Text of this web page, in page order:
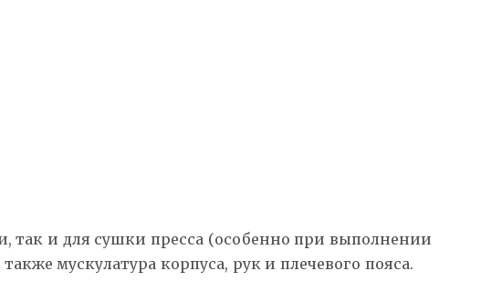
так и для сушки пресса (особенно при выполнении
мускулатура корпуса, рук и плечевого пояса.